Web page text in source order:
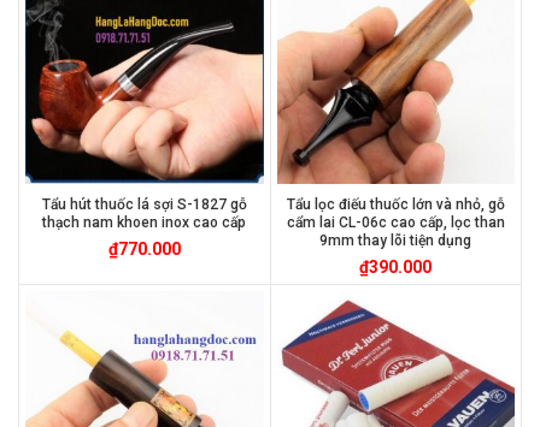
Tẩu hút thuốc lá sợi S-1827 gỗ
thạch nam khoen inox cao cấp
₫770.000
Tẩu lọc điếu thuốc lớn và nhỏ, gỗ
cẩm lai CL-06c cao cấp, lọc than
9mm thay lõi tiện dụng
₫390.000